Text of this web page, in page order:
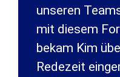
unseren
mit diesem
bekam Kim
Redezeit